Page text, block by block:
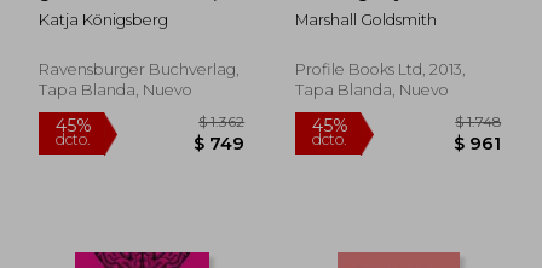
Alemán)
Katja Königsberg
Ravensburger Buchverlag,
Tapa Blanda, Nuevo
How Successful
People Become Even
Inglés)
Marshall Goldsmith
Profile Books Ltd, 2013,
Tapa Blanda, Nuevo